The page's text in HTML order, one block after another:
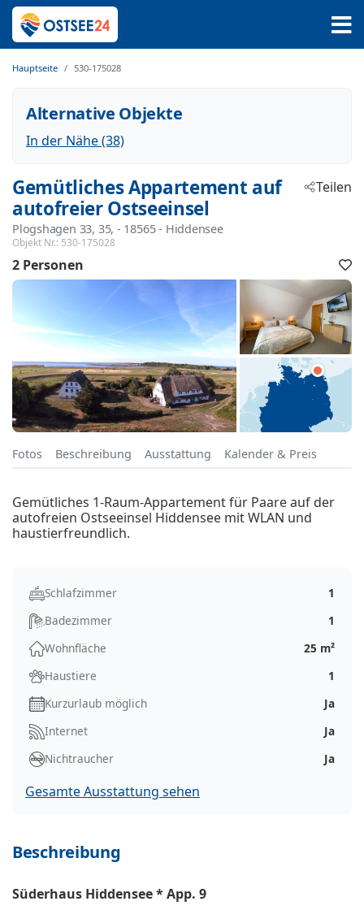
Hauptseite 530-175028
Alternative Objekte
In der Nähe (38)
Gemütliches Appartement auf
autofreier Ostseeinsel
Plogshagen 33, 35, - 18565 - Hiddensee
Objekt Nr.: 530-175028
Teilen
2 Personen
Fotos Beschreibung Ausstattung Kalender & Preis
Gemütliches 1-Raum-Appartement für Paare auf der
autofreien Ostseeinsel Hiddensee mit WLAN und
haustierfreundlich.
Schlafzimmer
1
Badezimmer
1
Wohnfläche
25 m²
Haustiere
1
Kurzurlaub möglich
Ja
Internet
Ja
Nichtraucher
Ja
Gesamte Ausstattung sehen
Beschreibung
Süderhaus Hiddensee * App. 9